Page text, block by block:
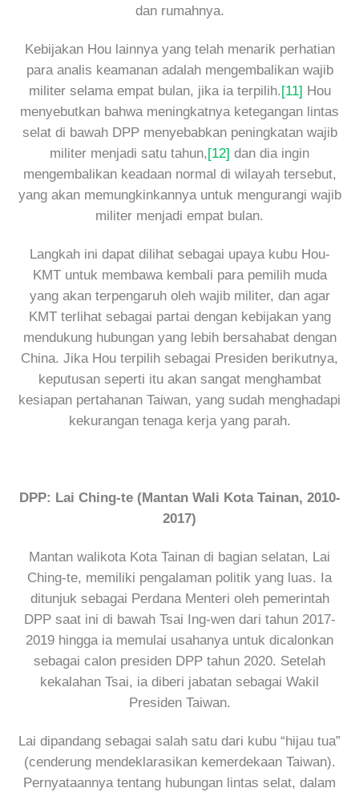
dan rumahnya.
Kebijakan Hou lainnya yang telah menarik perhatian
para analis keamanan adalah mengembalikan wajib
militer selama empat bulan, jika ia terpilih.[11] Hou
menyebutkan bahwa meningkatnya ketegangan lintas
selat di bawah DPP menyebabkan peningkatan wajib
militer menjadi satu tahun,[12] dan dia ingin
mengembalikan keadaan normal di wilayah tersebut,
yang akan memungkinkannya untuk mengurangi wajib
militer menjadi empat bulan.
Langkah ini dapat dilihat sebagai upaya kubu Hou-
KMT untuk membawa kembali para pemilih muda
yang akan terpengaruh oleh wajib militer, dan agar
KMT terlihat sebagai partai dengan kebijakan yang
mendukung hubungan yang lebih bersahabat dengan
China. Jika Hou terpilih sebagai Presiden berikutnya,
keputusan seperti itu akan sangat menghambat
kesiapan pertahanan Taiwan, yang sudah menghadapi
kekurangan tenaga kerja yang parah.
DPP: Lai Ching-te (Mantan Wali Kota Tainan, 2010-
2017)
Mantan walikota Kota Tainan di bagian selatan, Lai
Ching-te, memiliki pengalaman politik yang luas. Ia
ditunjuk sebagai Perdana Menteri oleh pemerintah
DPP saat ini di bawah Tsai Ing-wen dari tahun 2017-
2019 hingga ia memulai usahanya untuk dicalonkan
sebagai calon presiden DPP tahun 2020. Setelah
kekalahan Tsai, ia diberi jabatan sebagai Wakil
Presiden Taiwan.
Lai dipandang sebagai salah satu dari kubu “hijau tua”
(cenderung mendeklarasikan kemerdekaan Taiwan).
Pernyataannya tentang hubungan lintas selat, dalam